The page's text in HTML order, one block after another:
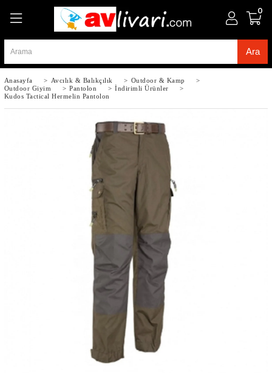
0
Anasayfa > Avcılık & Balıkçılık > Outdoor & Kamp
>
Outdoor Giyim
> Pantolon > İndirimli Ürünler
>
Kudos Tactical Hermelin Pantolon